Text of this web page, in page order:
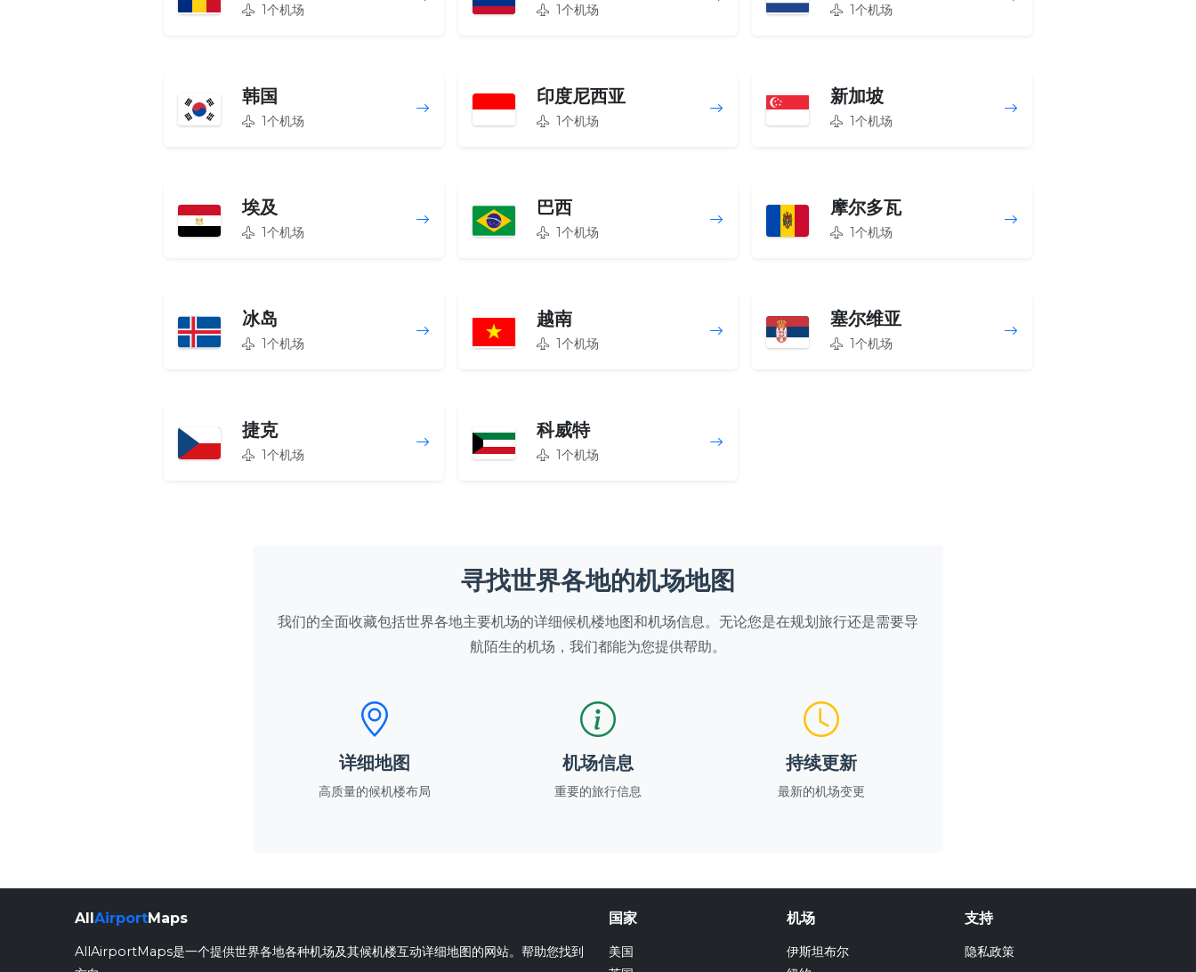
1个机场 1个机场 1个机场
韩国
1个机场
印度尼西亚
1个机场
新加坡
1个机场
埃及
1个机场
巴西
1个机场
摩尔多瓦
1个机场
冰岛
1个机场
越南
1个机场
塞尔维亚
1个机场
捷克
1个机场
科威特
1个机场
寻找世界各地的机场地图
我们的全面收藏包括世界各地主要机场的详细候机楼地图和机场信息。无论您是在规划旅行还是需要导
航陌生的机场，我们都能为您提供帮助。
详细地图
高质量的候机楼布局
机场信息
重要的旅行信息
持续更新
最新的机场变更
AllAirportMaps
AllAirportMaps是一个提供世界各地各种机场及其候机楼互动详细地图的网站。帮助您找到
国家
美国
机场
伊斯坦布尔
支持
隐私政策